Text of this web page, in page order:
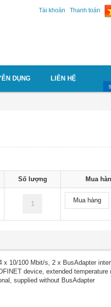
Tài khoản Thanh toán
DỤNG LIÊN HỆ
Số lượng Mua
Mua hàng
x 10/100 Mbit/s, 2 x BusAdapter
device, extended temperature
supplied without BusAdapter